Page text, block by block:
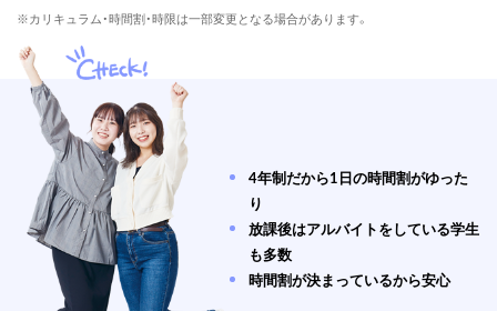
※カリキュラム・時間割・時限は一部変更となる場合があります。
4年制だから1日の時間割がゆった
り
放課後はアルバイトをしている学生
も多数
時間割が決まっているから安心